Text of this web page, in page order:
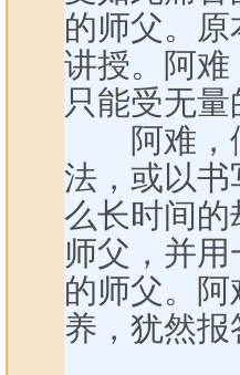
的师父。
讲授。阿
只能受无
阿难，假
法，或以
么长时间
师父，并
的师父。
养，犹然